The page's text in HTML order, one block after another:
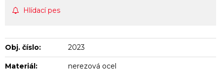
Hlídací pes
Obj. číslo: 2023
Materiál: nerezová ocel